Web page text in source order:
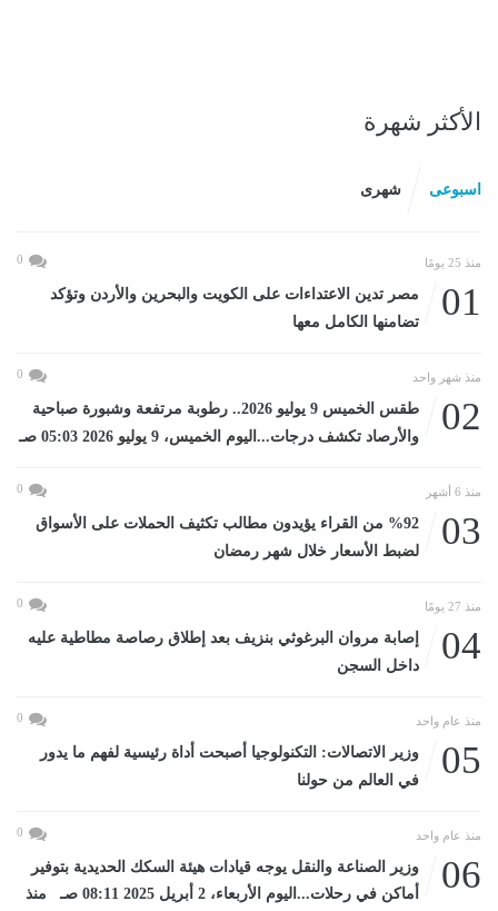
الأكثر شهرة
اسبوعى شهرى
منذ 25 يومًا 0
01
مصر تدين الاعتداءات على الكويت والبحرين والأردن وتؤكد
تضامنها الكامل معها
منذ شهر واحد 0
02
طقس الخميس 9 يوليو 2026.. رطوبة مرتفعة وشبورة صباحية
والأرصاد تكشف درجات...اليوم الخميس، 9 يوليو 2026 05:03 صـ
منذ 6 أشهر 0
03
%92 من القراء يؤيدون مطالب تكثيف الحملات على الأسواق
لضبط الأسعار خلال شهر رمضان
منذ 27 يومًا 0
04
إصابة مروان البرغوثي بنزيف بعد إطلاق رصاصة مطاطية عليه
داخل السجن
منذ عام واحد 0
05
وزير الاتصالات: التكنولوجيا أصبحت أداة رئيسية لفهم ما يدور
في العالم من حولنا
منذ عام واحد 0
06
وزير الصناعة والنقل يوجه قيادات هيئة السكك الحديدية بتوفير
أماكن في رحلات...اليوم الأربعاء، 2 أبريل 2025 08:11 صـ منذ